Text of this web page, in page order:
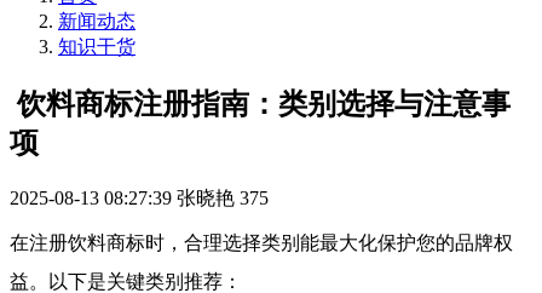
新闻动态
知识干货
饮料商标注册指南：类别选择与注意事
项
2025-08-13 08:27:39 张晓艳 375
在注册饮料商标时，合理选择类别能最大化保护您的品牌权
益。以下是关键类别推荐：